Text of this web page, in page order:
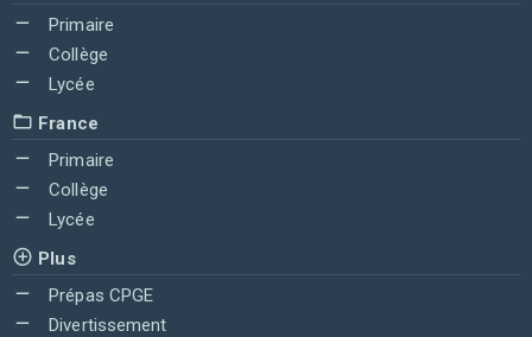
Primaire
Collège
Lycée
France
Primaire
Collège
Lycée
Plus
Prépas CPGE
Divertissement